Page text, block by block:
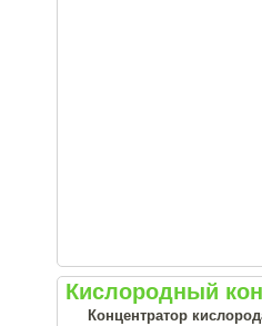
Кислородный
Концентратор